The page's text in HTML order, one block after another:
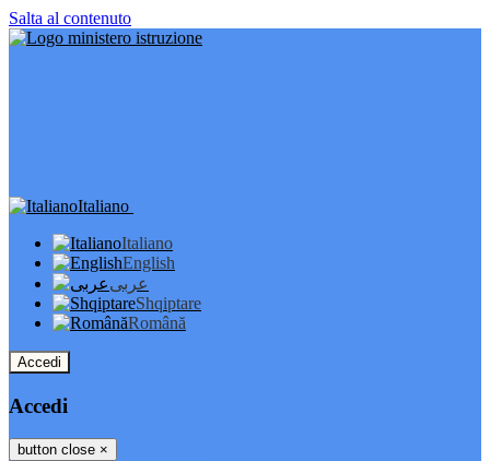
Salta al contenuto
Italiano
Italiano
English
عربى
Shqiptare
Română
Accedi
Accedi
button close ×